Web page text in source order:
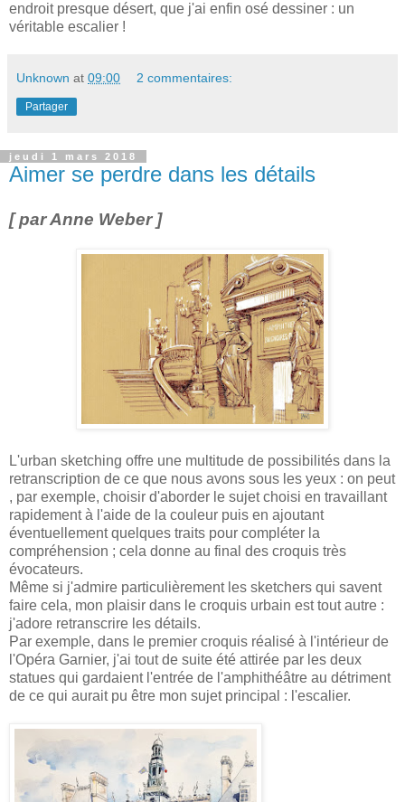
endroit presque désert, que j'ai enfin osé dessiner : un
véritable escalier !
Unknown at 09:00 2 commentaires:
Partager
jeudi 1 mars 2018
Aimer se perdre dans les détails
[ par Anne Weber ]
L'urban sketching offre une multitude de possibilités dans la
retranscription de ce que nous avons sous les yeux : on peut
, par exemple, choisir d'aborder le sujet choisi en travaillant
rapidement à l'aide de la couleur puis en ajoutant
éventuellement quelques traits pour compléter la
compréhension ; cela donne au final des croquis très
évocateurs.
Même si j'admire particulièrement les sketchers qui savent
faire cela, mon plaisir dans le croquis urbain est tout autre :
j'adore retranscrire les détails.
Par exemple, dans le premier croquis réalisé à l'intérieur de
l'Opéra Garnier, j'ai tout de suite été attirée par les deux
statues qui gardaient l'entrée de l'amphithéâtre au détriment
de ce qui aurait pu être mon sujet principal : l'escalier.